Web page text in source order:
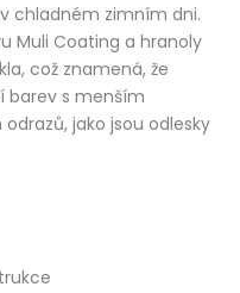
chladném zimním dni.
Muli Coating a hranoly
což znamená, že
barev s menším
jako jsou odlesky